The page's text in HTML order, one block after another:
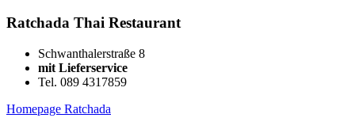
Ratchada Thai Restaurant
Schwanthalerstraße 8
mit Lieferservice
Tel. 089 4317859
Homepage Ratchada